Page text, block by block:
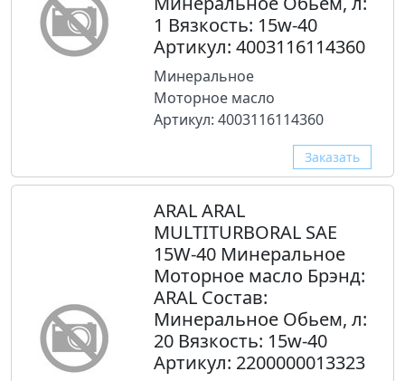
1 Вязкость: 15w-40
Артикул: 4003116114360
Минеральное
Моторное масло
Артикул: 4003116114360
Заказать
ARAL ARAL
MULTITURBORAL SAE
15W-40 Минеральное
Моторное масло Брэнд:
ARAL Состав:
Минеральное Обьем, л:
20 Вязкость: 15w-40
Артикул: 2200000013323